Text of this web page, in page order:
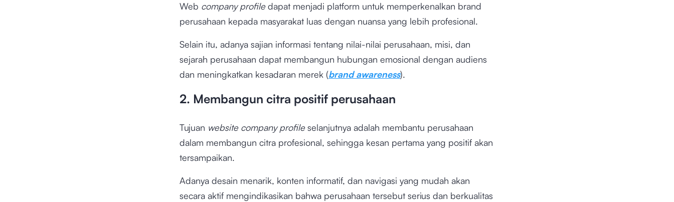
Web company profiledapat menjadi platform untuk memperkenalkan brand
perusahaan kepada masyarakat luas dengan nuansa yang lebih profesional.
Selain itu, adanya sajian informasi tentang nilai-nilai perusahaan, misi, dan
sejarah perusahaan dapat membangun hubungan emosional dengan audiens
dan meningkatkan kesadaran merek (brand awareness).
2. Membangun citra positif perusahaan
Tujuan website company profileselanjutnya adalah membantu perusahaan
dalam membangun citra profesional, sehingga kesan pertama yang positif akan
tersampaikan.
Adanya desain menarik, konten informatif, dan navigasi yang mudah akan
secara aktif mengindikasikan bahwa perusahaan tersebut serius dan berkualitas